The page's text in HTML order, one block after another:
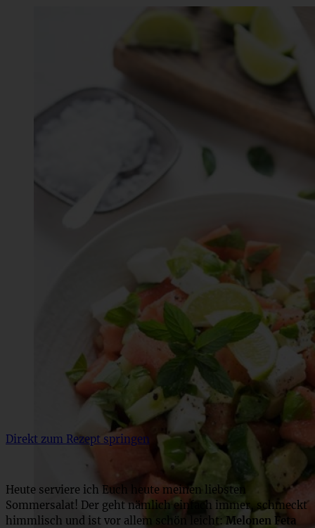
Direkt zum Rezept springen
Heute serviere ich Euch heute meinen liebsten
Sommersalat! Der geht nämlich einfach immer, schmeckt
himmlisch und ist vor allem schön leicht: Melonen Feta